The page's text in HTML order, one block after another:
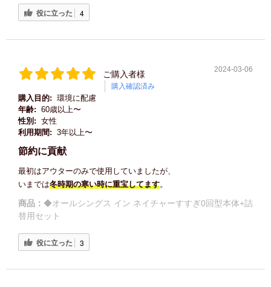
役に立った 4
ご購入者様
購入確認済み
2024-03-06
購入目的: 環境に配慮
年齢: 60歳以上〜
性別: 女性
利用期間: 3年以上〜
節約に貢献
最初はアウターのみで使用していましたが、
いまでは冬時期の寒い時に重宝してます。
商品： ◆オールシングス イン ネイチャーすすぎ0回型本体+詰
替用セット
役に立った 3